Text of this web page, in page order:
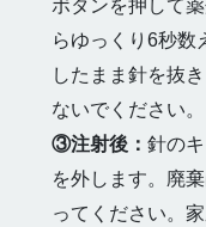
ボタンを押して
らゆっくり6秒数
したまま針を抜
ないでください。
③注射後： 針の
を外します。廃
ってください。